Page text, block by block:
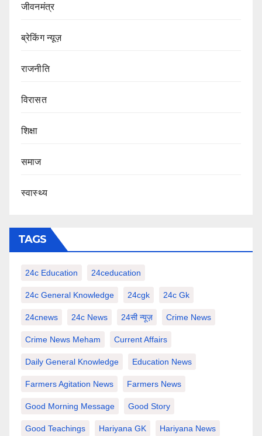
जीवनमंत्र
ब्रेकिंग न्यूज़
राजनीति
‍‍विरासत
शिक्षा
समाज
स्वास्थ्य
TAGS
24c Education 24ceducation
24c General Knowledge 24cgk 24c Gk
24cnews 24c News 24सी न्यूज़ Crime News
Crime News Meham Current Affairs
Daily General Knowledge Education News
Farmers Agitation News Farmers News
Good Morning Message Good Story
Good Teachings Hariyana GK Hariyana News